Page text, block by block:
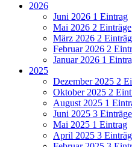
2026
Juni 2026 1 Eintrag
Mai 2026 2 Einträge
März 2026 2
Februar 2026 2
Januar 2026 1
2025
Dezember 2025 2
Oktober 2025 2
August 2025 1
Juni 2025 3 Einträge
Mai 2025 1 Eintrag
April 2025 3